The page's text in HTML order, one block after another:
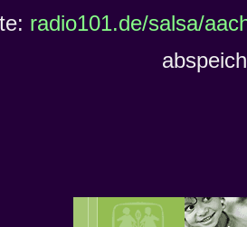
radio101.de/salsa/